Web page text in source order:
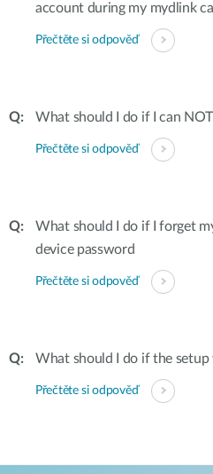
account during my mydlink
Přečtěte si odpověď
What should I do if I can
Přečtěte si odpověď
What should I do if I forget
device password
Přečtěte si odpověď
What should I do if the
Přečtěte si odpověď